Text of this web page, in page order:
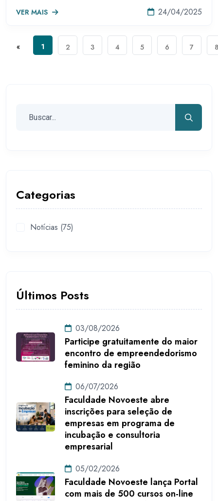
VER MAIS 24/04/2025
« 1 2 3 4 5 6 7 8
Categorias
Notícias (75)
Últimos Posts
03/08/2026
Participe gratuitamente do maior
encontro de empreendedorismo
feminino da região
06/07/2026
Faculdade Novoeste abre
inscrições para seleção de
empresas em programa de
incubação e consultoria
empresarial
05/02/2026
Faculdade Novoeste lança Portal
com mais de 500 cursos on-line